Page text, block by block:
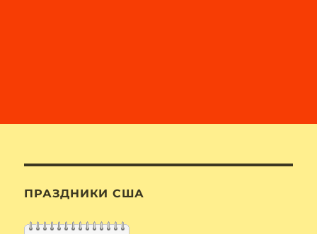
ПРАЗДНИКИ США